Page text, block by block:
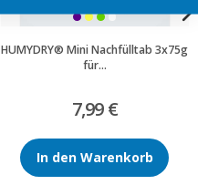
HUMYDRY® Mini Nachfülltab 3x75g
für...
7,99 €
In den Warenkorb